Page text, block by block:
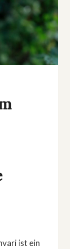
ist ein